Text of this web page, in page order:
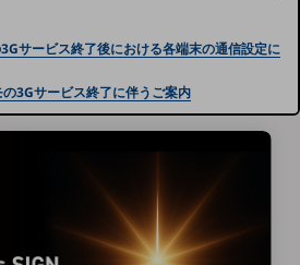
の解決や
サービス終了後における各端末の通信設定に
の3Gサービス終了に伴うご案内